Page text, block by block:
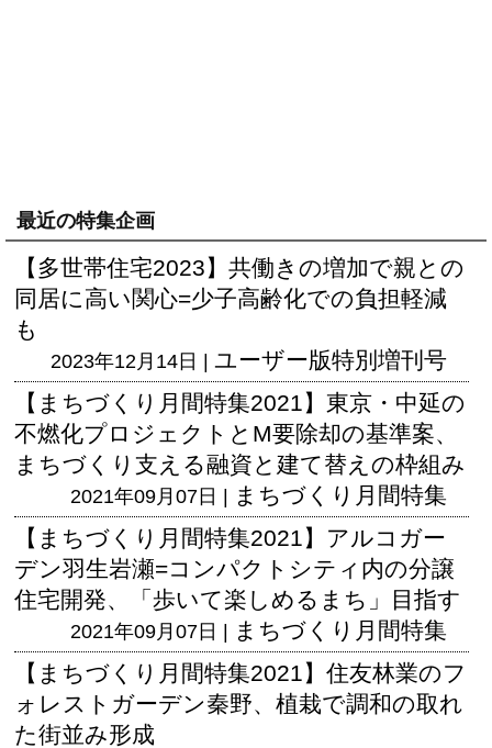
最近の特集企画
【多世帯住宅2023】共働きの増加で親との
同居に高い関心=少子高齢化での負担軽減
も
2023年12月14日 | ユーザー版特別増刊号
【まちづくり月間特集2021】東京・中延の
不燃化プロジェクトとM要除却の基準案、
まちづくり支える融資と建て替えの枠組み
2021年09月07日 | まちづくり月間特集
【まちづくり月間特集2021】アルコガー
デン羽生岩瀬=コンパクトシティ内の分譲
住宅開発、「歩いて楽しめるまち」目指す
2021年09月07日 | まちづくり月間特集
【まちづくり月間特集2021】住友林業のフ
ォレストガーデン秦野、植栽で調和の取れ
た街並み形成